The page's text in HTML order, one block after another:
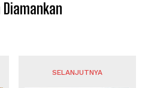
SELANJUTNYA